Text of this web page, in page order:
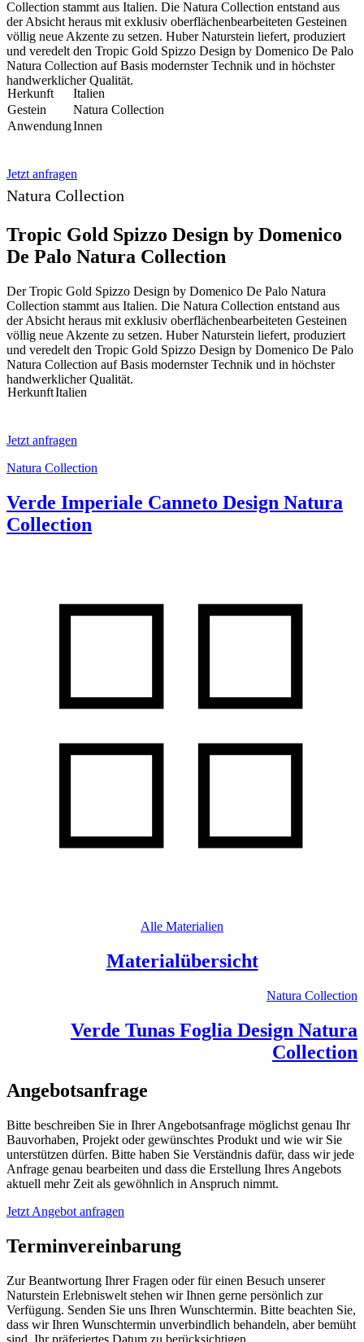
Collection stammt aus Italien. Die Natura Collection entstand aus
der Absicht heraus mit exklusiv oberflächenbearbeiteten Gesteinen
völlig neue Akzente zu setzen. Huber Naturstein liefert, produziert
und veredelt den Tropic Gold Spizzo Design by Domenico De Palo
Natura Collection auf Basis modernster Technik und in höchster
handwerklicher Qualität.
Herkunft
Italien
Gestein
Natura Collection
AnwendungInnen
Jetzt anfragen
Natura Collection
Tropic Gold Spizzo Design by Domenico
De Palo Natura Collection
Der Tropic Gold Spizzo Design by Domenico De Palo Natura
Collection stammt aus Italien. Die Natura Collection entstand aus
der Absicht heraus mit exklusiv oberflächenbearbeiteten Gesteinen
völlig neue Akzente zu setzen. Huber Naturstein liefert, produziert
und veredelt den Tropic Gold Spizzo Design by Domenico De Palo
Natura Collection auf Basis modernster Technik und in höchster
handwerklicher Qualität.
HerkunftItalien
Jetzt anfragen
Natura Collection
Verde Imperiale Canneto Design Natura
Collection
Alle Materialien
Materialübersicht
Natura Collection
Verde Tunas Foglia Design Natura
Collection
Angebotsanfrage
Bitte beschreiben Sie in Ihrer Angebotsanfrage möglichst genau Ihr
Bauvorhaben, Projekt oder gewünschtes Produkt und wie wir Sie
unterstützen dürfen. Bitte haben Sie Verständnis dafür, dass wir jede
Anfrage genau bearbeiten und dass die Erstellung Ihres Angebots
aktuell mehr Zeit als gewöhnlich in Anspruch nimmt.
Jetzt Angebot anfragen
Terminvereinbarung
Zur Beantwortung Ihrer Fragen oder für einen Besuch unserer
Naturstein Erlebniswelt stehen wir Ihnen gerne persönlich zur
Verfügung. Senden Sie uns Ihren Wunschtermin. Bitte beachten Sie,
dass wir Ihren Wunschtermin unverbindlich behandeln, aber bemüht
sind, Ihr präferiertes Datum zu berücksichtigen.